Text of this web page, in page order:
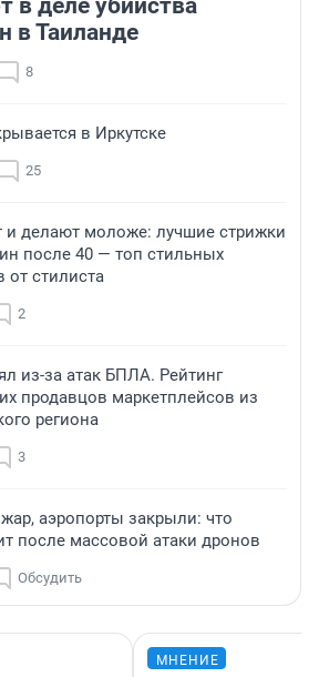
в деле убийства
в Таиланде
8
в Иркутске
25
делают моложе: лучшие стрижки
после 40 — топ стильных
от стилиста
2
из-за атак БПЛА. Рейтинг
продавцов маркетплейсов из
региона
3
аэропорты закрыли: что
после массовой атаки дронов
Обсудить
МНЕНИЕ